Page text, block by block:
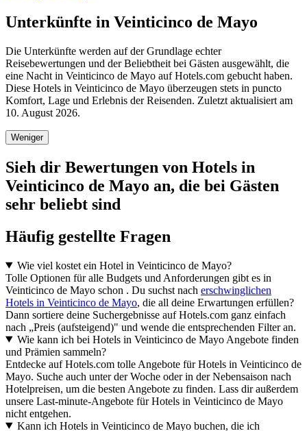
Unterkünfte in Veinticinco de Mayo
Die Unterkünfte werden auf der Grundlage echter
Reisebewertungen und der Beliebtheit bei Gästen ausgewählt, die
eine Nacht in Veinticinco de Mayo auf Hotels.com gebucht haben.
Diese Hotels in Veinticinco de Mayo überzeugen stets in puncto
Komfort, Lage und Erlebnis der Reisenden. Zuletzt aktualisiert am
10. August 2026.
Weniger
Sieh dir Bewertungen von Hotels in
Veinticinco de Mayo an, die bei Gästen
sehr beliebt sind
Häufig gestellte Fragen
Wie viel kostet ein Hotel in Veinticinco de Mayo?
Tolle Optionen für alle Budgets und Anforderungen gibt es in
Veinticinco de Mayo schon . Du suchst nach erschwinglichen
Hotels in Veinticinco de Mayo, die all deine Erwartungen erfüllen?
Dann sortiere deine Suchergebnisse auf Hotels.com ganz einfach
nach „Preis (aufsteigend)" und wende die entsprechenden Filter an.
Wie kann ich bei Hotels in Veinticinco de Mayo Angebote finden
und Prämien sammeln?
Entdecke auf Hotels.com tolle Angebote für Hotels in Veinticinco de
Mayo. Suche auch unter der Woche oder in der Nebensaison nach
Hotelpreisen, um die besten Angebote zu finden. Lass dir außerdem
unsere Last-minute-Angebote für Hotels in Veinticinco de Mayo
nicht entgehen.
Kann ich Hotels in Veinticinco de Mayo buchen, die ich